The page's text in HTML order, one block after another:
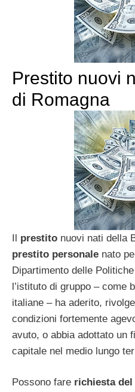
Prestito nuovi
di Romagna
Il prestito nuovi nati della
prestito personale nato
Dipartimento delle
l’istituto di gruppo – come
italiane – ha aderito,
condizioni fortemente
avuto, o abbia adottato un
capitale nel medio lungo
Possono fare richiesta